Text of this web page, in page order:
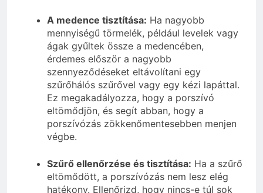
A medence tisztítása: Ha nagyobb
mennyiségű törmelék, például levelek vagy
ágak gyűltek össze a medencében,
érdemes először a nagyobb
szennyeződéseket eltávolítani egy
szűrőhálós szűrővel vagy egy kézi lapáttal.
Ez megakadályozza, hogy a porszívó
eltömődjön, és segít abban, hogy a
porszívózás zökkenőmentesebben menjen
végbe.
Szűrő ellenőrzése és tisztítása: Ha a szűrő
eltömődött, a porszívózás nem lesz elég
hatékony. Ellenőrizd, hogy nincs-e túl sok